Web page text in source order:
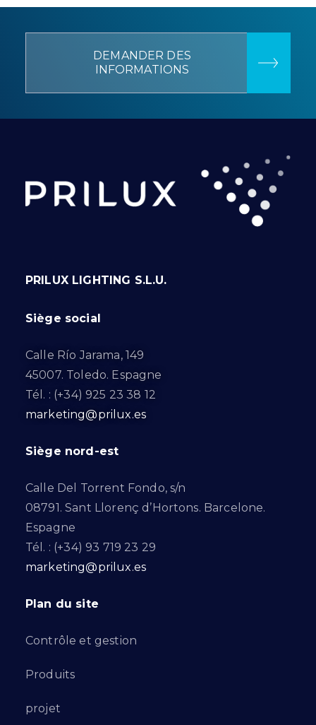
DEMANDER DES
INFORMATIONS
PRILUX LIGHTING S.L.U.
Siège social
Calle Río Jarama, 149
45007. Toledo. Espagne
Tél. : (+34) 925 23 38 12
marketing@prilux.es
Siège nord-est
Calle Del Torrent Fondo, s/n
08791. Sant Llorenç d’Hortons. Barcelone.
Espagne
Tél. : (+34) 93 719 23 29
marketing@prilux.es
Plan du site
Contrôle et gestion
Produits
projet